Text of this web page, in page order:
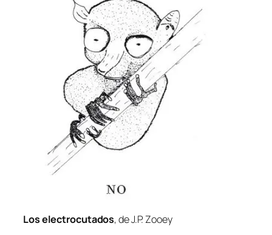
Los elec­tro­cu­ta­dos, de J.P. Zooey